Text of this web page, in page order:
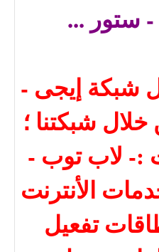
- ستور ...
شبكة إيجى -
شبكتنا ؛
:- لاب توب -
الأنترنت
تفعيل